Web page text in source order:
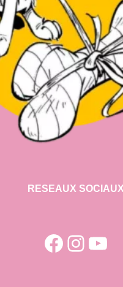
RESEAUX SOCIAUX